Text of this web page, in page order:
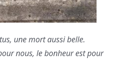
une mort aussi belle.
nous, le bonheur est pour